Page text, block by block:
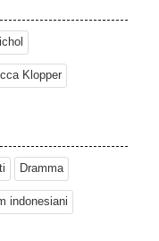
Klopper
Dramma
indonesiani